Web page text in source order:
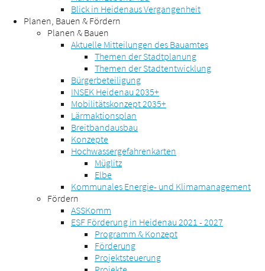
Blick in Heidenaus Vergangenheit
Planen, Bauen & Fördern
Planen & Bauen
Aktuelle Mitteilungen des Bauamtes
Themen der Stadtplanung
Themen der Stadtentwicklung
Bürgerbeteiligung
INSEK Heidenau 2035+
Mobilitätskonzept 2035+
Lärmaktionsplan
Breitbandausbau
Konzepte
Hochwassergefahrenkarten
Müglitz
Elbe
Kommunales Energie- und Klimamanagement
Fördern
ASSKomm
ESF Förderung in Heidenau 2021 - 2027
Programm & Konzept
Förderung
Projektsteuerung